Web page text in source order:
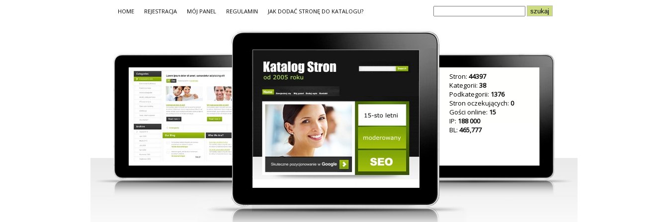
HOME REJESTRACJA MÓJ PANEL REGULAMIN JAK DODAĆ STRONĘ DO KATALOGU?
Stron: 44397
Kategorii: 38
Podkategorii: 1376
Stron oczekujących: 0
Gości online: 15
IP: 188 000
BL: 465,777